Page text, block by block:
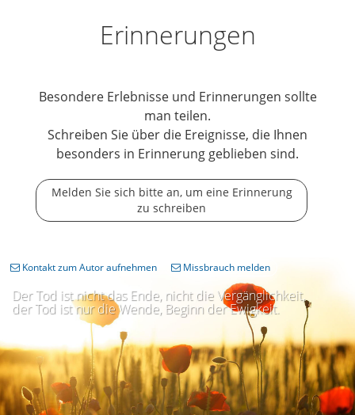
Erinnerungen
Besondere Erlebnisse und Erinnerungen sollte
man teilen.
Schreiben Sie über die Ereignisse, die Ihnen
besonders in Erinnerung geblieben sind.
Melden Sie sich bitte an, um eine Erinnerung
zu schreiben
Der Tod ist nicht das Ende, nicht die Vergänglichkeit,
der Tod ist nur die Wende, Beginn der Ewigkeit.
Kontakt zum Autor aufnehmen Missbrauch melden